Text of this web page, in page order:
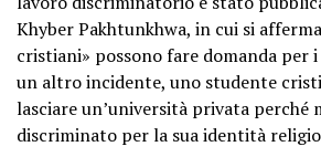
Khyber Pakhtunkhwa, in cui si
cristiani» possono fare domanda per
un altro incidente, uno studente
lasciare un’università privata
discriminato per la sua identità